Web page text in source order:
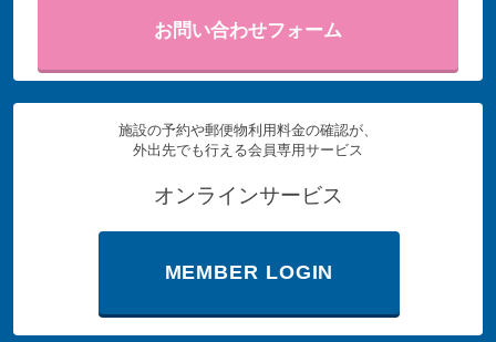
お問い合わせフォーム
施設の予約や郵便物利用料金の確認が、
外出先でも行える会員専用サービス
オンラインサービス
MEMBER LOGIN